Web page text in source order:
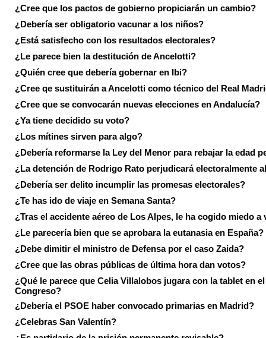
¿Cree que los pactos de gobierno propiciarán un cambio?
¿Debería ser obligatorio vacunar a los niños?
¿Está satisfecho con los resultados electorales?
¿Le parece bien la destitución de Ancelotti?
¿Quién cree que debería gobernar en Ibi?
¿Cree qe sustituirán a Ancelotti como técnico del Real
¿Cree que se convocarán nuevas elecciones en Andalucía?
¿Ya tiene decidido su voto?
¿Los mítines sirven para algo?
¿Debería reformarse la Ley del Menor para rebajar la edad
¿La detención de Rodrigo Rato perjudicará electoralmente
¿Debería ser delito incumplir las promesas electorales?
¿Te has ido de viaje en Semana Santa?
¿Tras el accidente aéreo de Los Alpes, le ha cogido miedo a
¿Le parecería bien que se aprobara la eutanasia en España?
¿Debe dimitir el ministro de Defensa por el caso Zaida?
¿Cree que las obras públicas de última hora dan votos?
¿Qué le parece que Celia Villalobos jugara con la tablet en el
Congreso?
¿Debería el PSOE haber convocado primarias en Madrid?
¿Celebras San Valentín?